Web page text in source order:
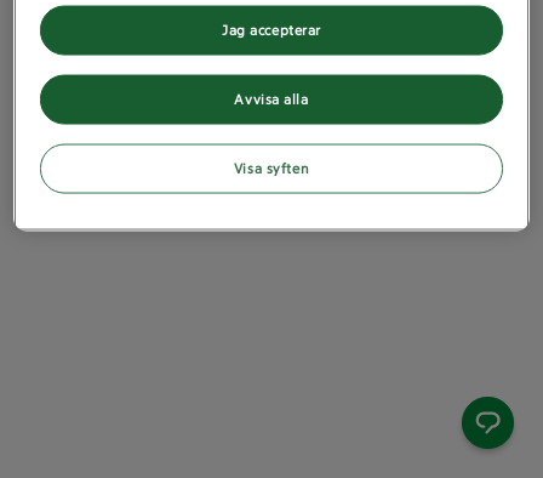
Avvisa alla
Jag accepterar
Visa syften